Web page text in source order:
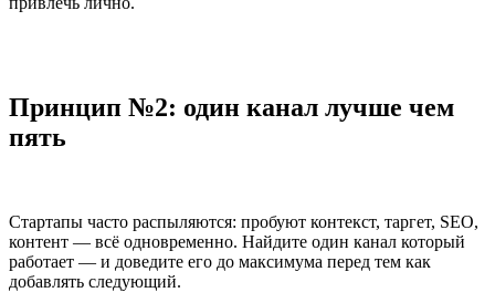
Принцип №2: один канал лучше чем
пять
Стартапы часто распыляются: пробуют контекст, таргет, SEO,
контент — всё одновременно. Найдите один канал который
работает — и доведите его до максимума перед тем как
добавлять следующий.